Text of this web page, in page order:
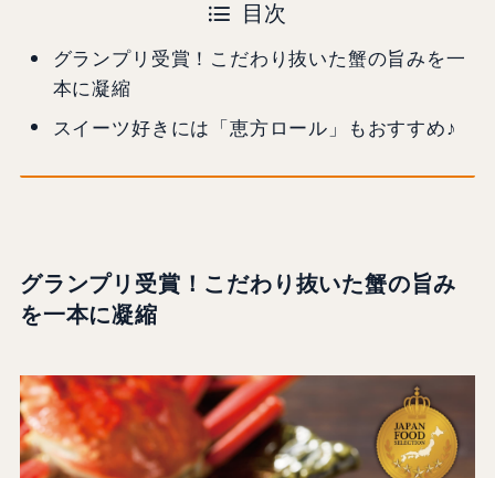
目次
グランプリ受賞！こだわり抜いた蟹の旨みを一
本に凝縮
スイーツ好きには「恵方ロール」もおすすめ♪
グランプリ受賞！こだわり抜いた蟹の旨み
を一本に凝縮